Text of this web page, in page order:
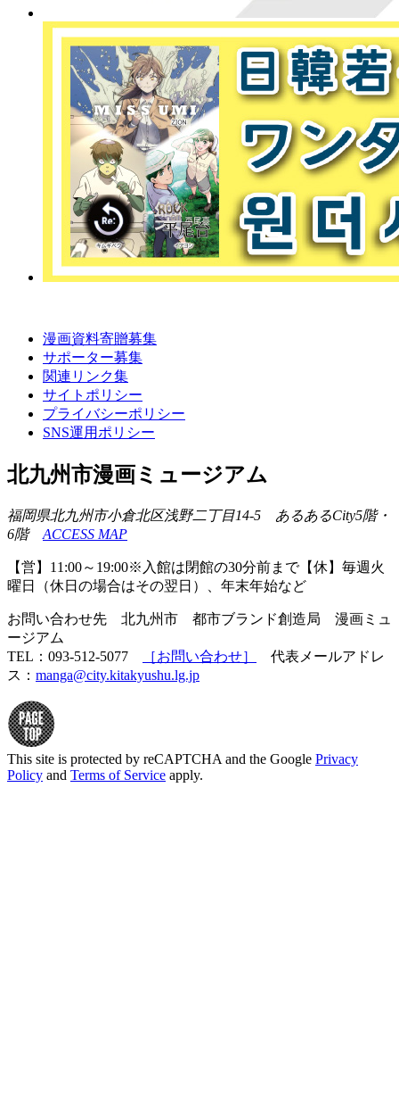
漫画資料寄贈募集
サポーター募集
関連リンク集
サイトポリシー
プライバシーポリシー
SNS運用ポリシー
北九州市漫画ミュージアム
福岡県北九州市小倉北区浅野二丁目14-5 あるあるCity5階・
6階 ACCESS MAP
【営】11:00～19:00※入館は閉館の30分前まで【休】毎週火
曜日（休日の場合はその翌日）、年末年始など
お問い合わせ先 北九州市 都市ブランド創造局 漫画ミュ
ージアム
TEL：093-512-5077
［お問い合わせ］
代表メールアドレ
ス： manga@city.kitakyushu.lg.jp
This site is protected by reCAPTCHA and the Google Privacy
Policy and Terms of Service apply.